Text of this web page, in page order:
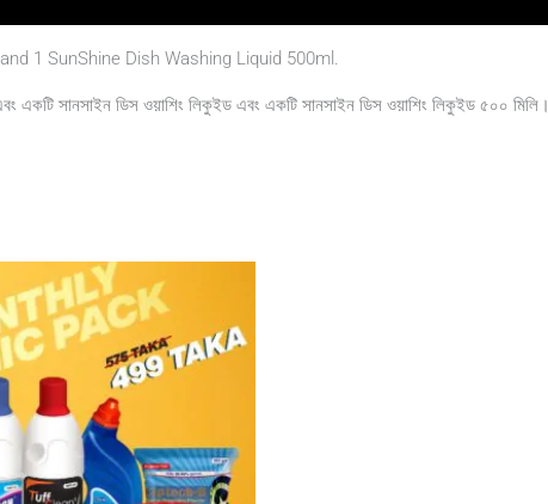
1 SunShine Dish Washing Liquid 500ml.
একটি সানসাইন ডিস ওয়াশিং লিকুইড এবং একটি সানসাইন ডিস ওয়াশিং লিকুইড ৫০০ মিলি।
Original
price
was:
৳ 575.00.
price
is:
৳ 499.00.